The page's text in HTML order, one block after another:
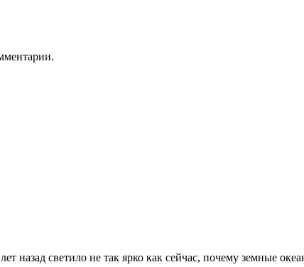
светило не так ярко как сейчас, почему земные